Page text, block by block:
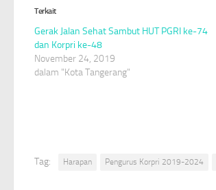
Terkait
Gerak Jalan Sehat Sambut HUT PGRI ke-74
dan Korpri ke-48
November 24, 2019
dalam "Kota Tangerang"
Tag: Harapan Pengurus Korpri 2019-2024